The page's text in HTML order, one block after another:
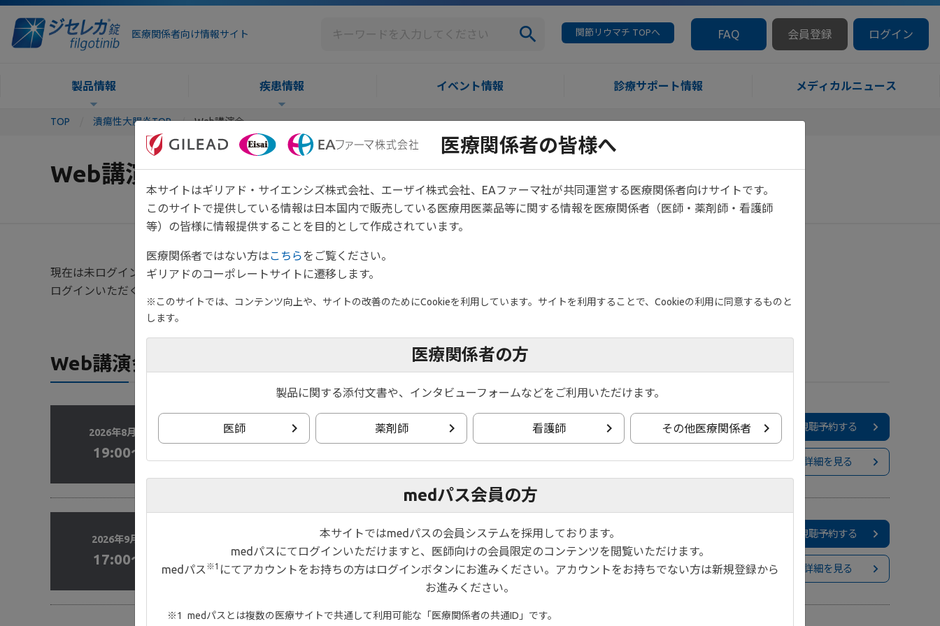
医療関係者向け情報サイト 関節リウマチ TOPへ FAQ 会員登録 ログイン
製品情報 疾患情報 イベント情報 診療サポート情報 メディカルニュース
TOP 潰瘍性大腸炎TOP Web講演会
Web講演会
現在は未ログイン状態です。インターネットライブセミナーのみが表示されています。
ログインいただくと、エリア講演会も一覧に表示されます。
Web講演会（全国）
2026年8月27日（木）
19:00～20:00
live_tv ライブ配信
変わり続けるUC治療戦略 ーFilgotinibの使いどころー
視聴予約する
詳細を見る
2026年9月5日（土）
17:00～19:45
NEW
UC National Symposium 2026
視聴予約する
詳細を見る
医療関係者の皆様へ
本サイトはギリアド・サイエンシズ株式会社、エーザイ株式会社、EAファーマ社が共同運営する医療関係者向けサイトです。
このサイトで提供している情報は日本国内で販売している医療用医薬品等に関する情報を医療関係者（医師・薬剤師・看護師
等）の皆様に情報提供することを目的として作成されています。
医療関係者ではない方はこちら をご覧ください。
ギリアドのコーポレートサイトに遷移します。
※このサイトでは、コンテンツ向上や、サイトの改善のためにCookieを利用しています。サイトを利用することで、Cookieの利用に同意するものと
します。
医療関係者の方
製品に関する添付文書や、インタビューフォームなどをご利用いただけます。
医師 薬剤師 看護師 その他医療関係者
medパス会員の方
本サイトではmedパスの会員システムを採用しております。
medパスにてログインいただけますと、医師向けの会員限定のコンテンツを閲覧いただけます。
medパス ※1 にてアカウントをお持ちの方はログインボタンにお進みください。アカウントをお持ちでない方は新規登録から
お進みください。
medパスとは複数の医療サイトで共通して利用可能な「医療関係者の共通ID」です。